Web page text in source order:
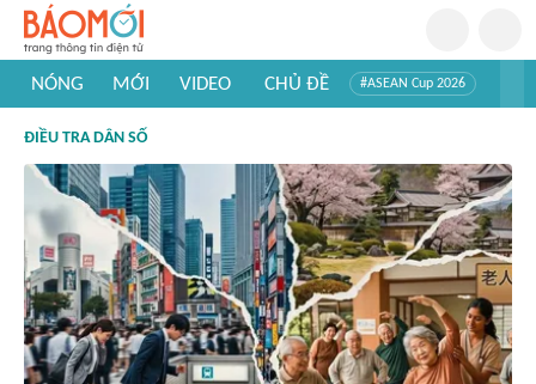
NÓNG MỚI VIDEO CHỦ ĐỀ #ASEAN Cup 2026
#Khám phá thế giới
ĐIỀU TRA DÂN SỐ